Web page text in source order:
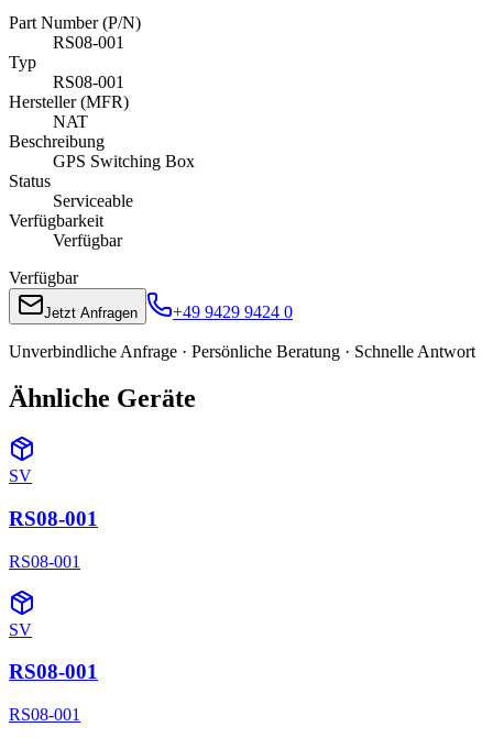
Part Number (P/N)
RS08-001
Typ
RS08-001
Hersteller (MFR)
NAT
Beschreibung
GPS Switching Box
Status
Serviceable
Verfügbarkeit
Verfügbar
Verfügbar
Jetzt Anfragen +49 9429 9424 0
Unverbindliche Anfrage · Persönliche Beratung · Schnelle Antwort
Ähnliche Geräte
SV
RS08-001
RS08-001
SV
RS08-001
RS08-001